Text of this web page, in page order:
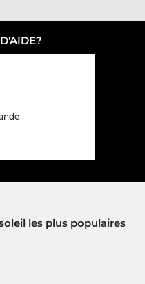
les plus populaires